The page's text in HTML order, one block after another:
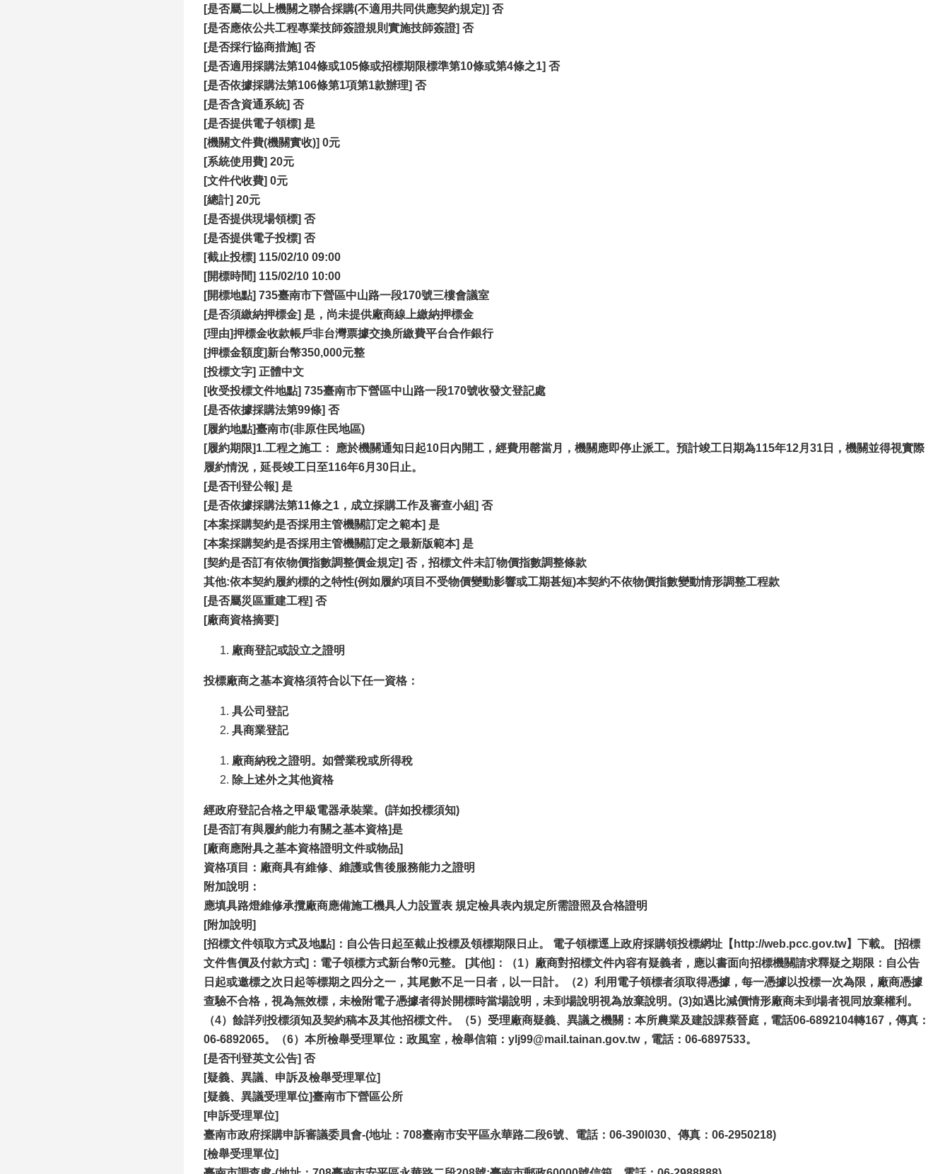
[是否屬二以上機關之聯合採購(不適用共同供應契約規定)] 否
[是否應依公共工程專業技師簽證規則實施技師簽證] 否
[是否採行協商措施] 否
[是否適用採購法第104條或105條或招標期限標準第10條或第4條之1] 否
[是否依據採購法第106條第1項第1款辦理] 否
[是否含資通系統] 否
[是否提供電子領標] 是
[機關文件費(機關實收)] 0元
[系統使用費] 20元
[文件代收費] 0元
[總計] 20元
[是否提供現場領標] 否
[是否提供電子投標] 否
[截止投標] 115/02/10 09:00
[開標時間] 115/02/10 10:00
[開標地點] 735臺南市下營區中山路一段170號三樓會議室
[是否須繳納押標金] 是，尚未提供廠商線上繳納押標金
[理由]押標金收款帳戶非台灣票據交換所繳費平台合作銀行
[押標金額度]新台幣350,000元整
[投標文字] 正體中文
[收受投標文件地點] 735臺南市下營區中山路一段170號收發文登記處
[是否依據採購法第99條] 否
[履約地點]臺南市(非原住民地區)
[履約期限]1.工程之施工： 應於機關通知日起10日內開工，經費用罄當月，機關應即停止派工。預計竣工日期為115年12月31日，機關並得視實際
履約情況，延長竣工日至116年6月30日止。
[是否刊登公報] 是
[是否依據採購法第11條之1，成立採購工作及審查小組] 否
[本案採購契約是否採用主管機關訂定之範本] 是
[本案採購契約是否採用主管機關訂定之最新版範本] 是
[契約是否訂有依物價指數調整價金規定] 否，招標文件未訂物價指數調整條款
其他:依本契約履約標的之特性(例如履約項目不受物價變動影響或工期甚短)本契約不依物價指數變動情形調整工程款
[是否屬災區重建工程] 否
[廠商資格摘要]
廠商登記或設立之證明
投標廠商之基本資格須符合以下任一資格：
具公司登記
具商業登記
廠商納稅之證明。如營業稅或所得稅
除上述外之其他資格
經政府登記合格之甲級電器承裝業。(詳如投標須知)
[是否訂有與履約能力有關之基本資格]是
[廠商應附具之基本資格證明文件或物品]
資格項目：廠商具有維修、維護或售後服務能力之證明
附加說明：
應填具路燈維修承攬廠商應備施工機具人力設置表 規定檢具表內規定所需證照及合格證明
[附加說明]
[招標文件領取方式及地點]：自公告日起至截止投標及領標期限日止。 電子領標逕上政府採購領投標網址【http://web.pcc.gov.tw】下載。 [招標
文件售價及付款方式]：電子領標方式新台幣0元整。 [其他]：（1）廠商對招標文件內容有疑義者，應以書面向招標機關請求釋疑之期限：自公告
日起或邀標之次日起等標期之四分之一，其尾數不足一日者，以一日計。（2）利用電子領標者須取得憑據，每一憑據以投標一次為限，廠商憑據
查驗不合格，視為無效標，未檢附電子憑據者得於開標時當場說明，未到場說明視為放棄說明。(3)如遇比減價情形廠商未到場者視同放棄權利。
（4）餘詳列投標須知及契約稿本及其他招標文件。（5）受理廠商疑義、異議之機關：本所農業及建設課蔡晉庭 ，電話06-6892104轉167，傳真：
06-6892065。（6）本所檢舉受理單位：政風室，檢舉信箱： ylj99@mail.tainan.gov.tw，電話：06-6897533。
[是否刊登英文公告] 否
[疑義、異議、申訴及檢舉受理單位]
[疑義、異議受理單位]臺南市下營區公所
[申訴受理單位]
臺南市政府採購申訴審議委員會-(地址：708臺南市安平區永華路二段6號、電話：06-390l030、傳真：06-2950218)
[檢舉受理單位]